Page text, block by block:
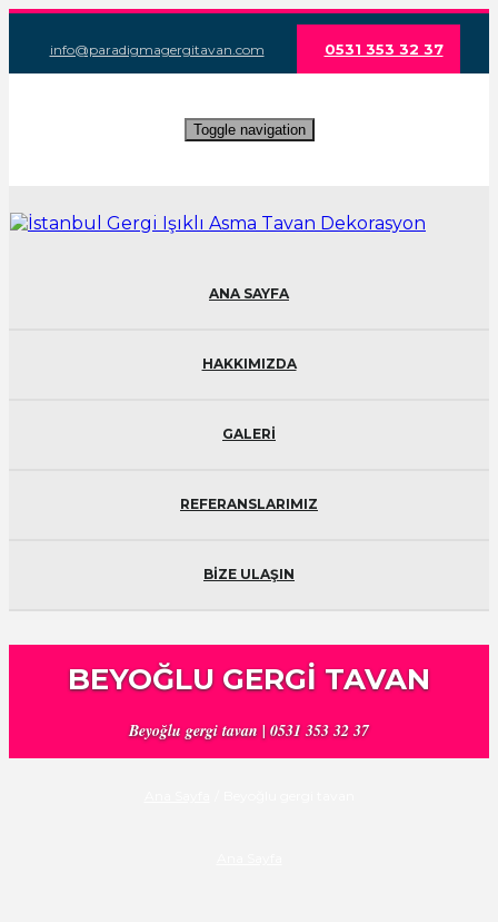
info@paradigmagergitavan.com 0531 353 32 37
Toggle navigation
ANA SAYFA
HAKKIMIZDA
GALERİ
REFERANSLARIMIZ
BİZE ULAŞIN
BEYOĞLU GERGI TAVAN
Beyoğlu gergi tavan | 0531 353 32 37